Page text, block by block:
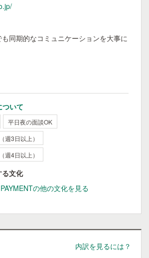
も同期的なコミュニケーションを大事に
ついて
平日夜の面談OK
週3日以上）
週4日以上）
文化
の他の文化を見る
内訳を見るには？